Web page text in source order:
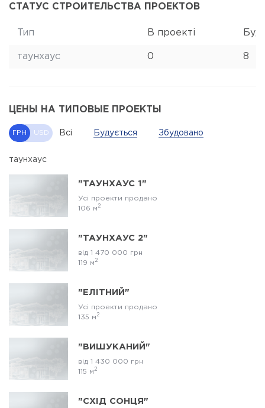
СТАТУС СТРОИТЕЛЬСТВА ПРОЕКТОВ
Тип В проекті
таунхаус 0 8
ЦЕНЫ НА ТИПОВЫЕ ПРОЕКТЫ
ГРН USD Всі Будується Збудовано
таунхаус
"ТАУНХАУС 1"
Усі проекти продано
106 м 2
"ТАУНХАУС 2"
від 1 470 000 грн
119 м 2
"ЕЛІТНИЙ"
Усі проекти продано
135 м 2
"ВИШУКАНИЙ"
від 1 430 000 грн
115 м 2
"СХІД СОНЦЯ"